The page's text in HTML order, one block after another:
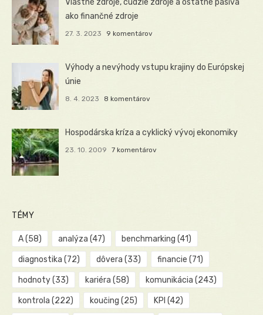
Vlastné zdroje, cudzie zdroje a ostatné pasíva
ako finančné zdroje
27. 3. 2023 9 komentárov
Výhody a nevýhody vstupu krajiny do Európskej
únie
8. 4. 2023 8 komentárov
Hospodárska kríza a cyklický vývoj ekonomiky
23. 10. 2009 7 komentárov
TÉMY
A(58) analýza (47) benchmarking (41)
diagnostika (72) dôvera (33) financie (71)
hodnoty(33) kariéra (58) komunikácia (243)
kontrola (222) koučing (25) KPI (42)